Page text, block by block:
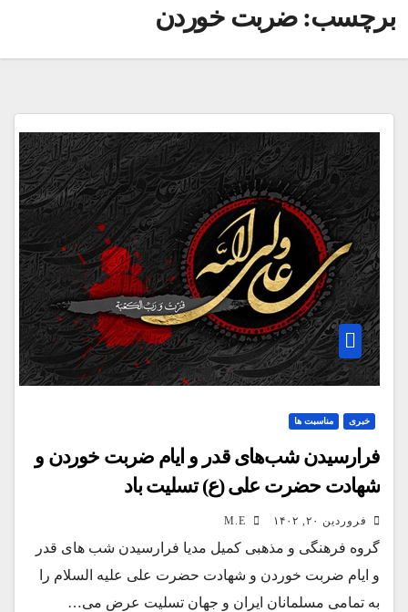
برچسب:ضربت خوردن
خبری مناسبت ها
فرارسیدن شب‌های قدر و ایام ضربت خوردن و
شهادت حضرت علی (ع) تسلیت باد
فروردین ۲۰, ۱۴۰۲
گروه فرهنگی و مذهبی کمیل مدیا فرارسیدن شب های قدر
و ایام ضربت خوردن و شهادت حضرت علی علیه السلام را
به تمامی مسلمانان ایران و جهان تسلیت عرض می…